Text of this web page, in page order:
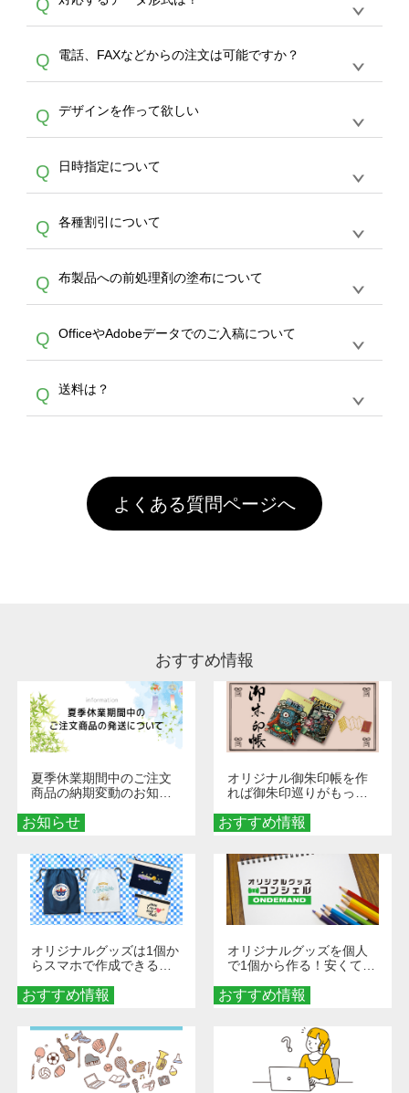
生産にて承っております。デザインツールから
デザインの作成から決済まで完了できます。
30枚以上やシルク印刷など、大口注文の場合
は、サポートが担当するエコバッグコンシェル
やタンブラーコンシェルをご利用ください。製
作する数量が多ければ多いほど、オンデマンド
サービスよりも低価格で製作することが可能で
す。
Q
A
ドできるデータ形式は、JPG / PNG / AI / PSD /
PDF 形式になります。データの最大サイズ
写真などもアップロード可能です。使用できな
い画像はエラーになります。（※ Illustratorか
らの直接入稿には対応していません。AIで保存
し、デザインツールからアップロードして下さ
い）
Q 電話、FAXなどからの注文は可能ですか？
A
文のみ受け付けております。30個以上のご製
作をお考えの方は、サポートが担当するエコバ
スをご利用頂ければ、電話やFAX、メールなど
でご注文が可能です。
Q デザインを作って欲しい
A
を作って欲しい。などの場合は、製作数量が
30個以上であれば、サポート担当が、デザイ
バッグコンシェル
サー
ビスをご利用ください。(※ 30個以下の場合
は、デザインツールをご利用ください)
Q 日時指定について
A
ん。発送後18時以降に配送業者・伝票番号を
メールでお知らせいたしますので、直接配送業
者にご連絡いただき調整をお願い致します。
Q 各種割引について
A
カート内で自動的に割引(最大50%)が適用され
ます。 【付与ポイント】購入金額の1％が1ポ
イントとして付与され、次回ご注文時に1ポイ
ント＝1円としてお使いいただけます。ポイン
トは発送完了の翌日に付与され、次回ご注文時
からご利用頂けます。ポイントの有効期限は一
年間です。【会員ランク】過去10カ月のご注
文回数により会員ランク割引(最大5%)が適用
頂いても、ログインがされていなければ、ラン
クにカウントがされません。
Q 布製品への前処理剤の塗布について
A
意点（前処理剤）】カラー生地（Tシャツのホ
ワイト、トートバッグのナチュラル、ホワイト
といって、プリントを定着させるための処理剤
を塗布しており、短納期・低価格で商品をお届
害な性質で、水洗いで落とすことが可能です。
お手数ですが、お客様ご自身にて着用前に落と
していただけますようお願いいたします。※1
通常注文・直送機能でのご注文に関わらず、前
Q OfficeやAdobeデータでのご入稿について
A
ません。いずれのデータも該当デザインのみ画
像(JPEG,PNG,GIF,PDF)に変換、またはAdobe
Q 送料は？
引」などによるお値引きで4,000円未満になる
場合は送料がかかりますので、ご注意くださ
い。
よくある質問ページへ
おすすめ情報
お知らせ
夏季休業期間中のご注文
商品の納期変動のお知ら
おすすめ情報
オリジナル御朱印帳を作
れば御朱印巡りがもっと
ダーメイドする魅力と選
び方
おすすめ情報
オリジナルグッズは1個か
らスマホで作成できる！
くなる巾着＆ポーチ活用
術
おすすめ情報
オリジナルグッズを個人
で1個から作る！安くて簡
秘訣